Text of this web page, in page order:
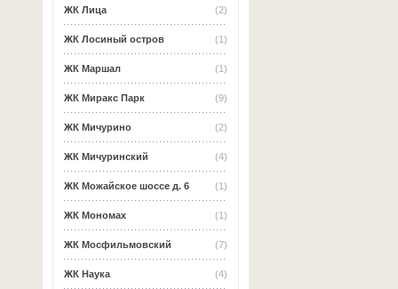
(2)
ЖК Лица
(1)
ЖК Лосиный остров
(1)
ЖК Маршал
(9)
ЖК Миракс Парк
(2)
ЖК Мичурино
(4)
ЖК Мичуринский
(1)
ЖК Можайское шоссе д. 6
(1)
ЖК Мономах
(7)
ЖК Мосфильмовский
(4)
ЖК Наука